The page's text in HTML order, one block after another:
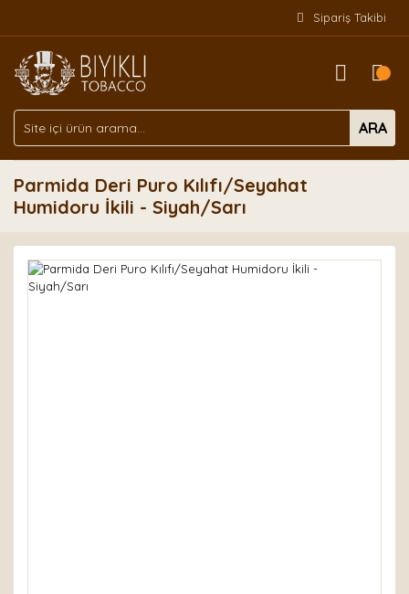
Sipariş Takibi
ARA
Parmida Deri Puro Kılıfı/Seyahat
Humidoru İkili - Siyah/Sarı